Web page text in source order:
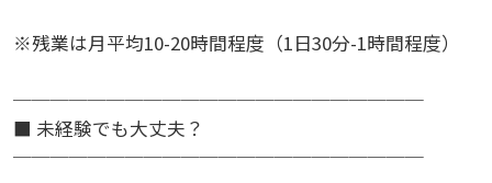
※残業は月平均10-20時間程度（1日30分-1時間程度）
──────────────────────
■ 未経験でも大丈夫？
──────────────────────